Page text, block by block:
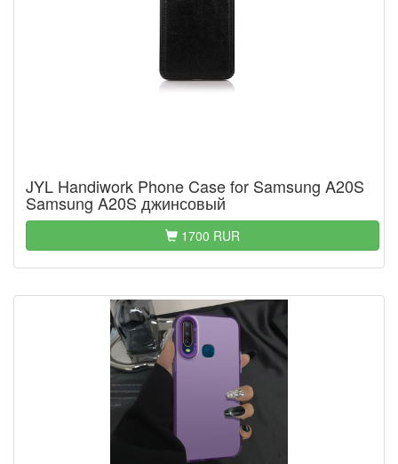
JYL Handiwork Phone Case for Samsung A20S
Samsung A20S джинсовый
1700 RUR